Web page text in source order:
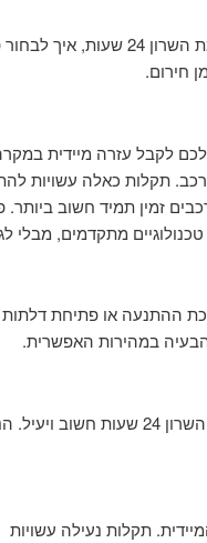
במאמר זה נסקור את היתרונות של שירות פורץ רכבים ברמת השרון 24
חירום.
לקבל עזרה מיידית
תקלות כאלה עשויות
זמין תמיד חשוב ביותר.
מתקדמים, מבלי
ההתנעה או פתיחת דלתות
ישנן מספר סיבות עיקריות לכך ששירות פורץ רכבים ברמת השרון 24 שעות חשוב
שעות הוא זמינותו המיידית. תקלות נעילה עשויות